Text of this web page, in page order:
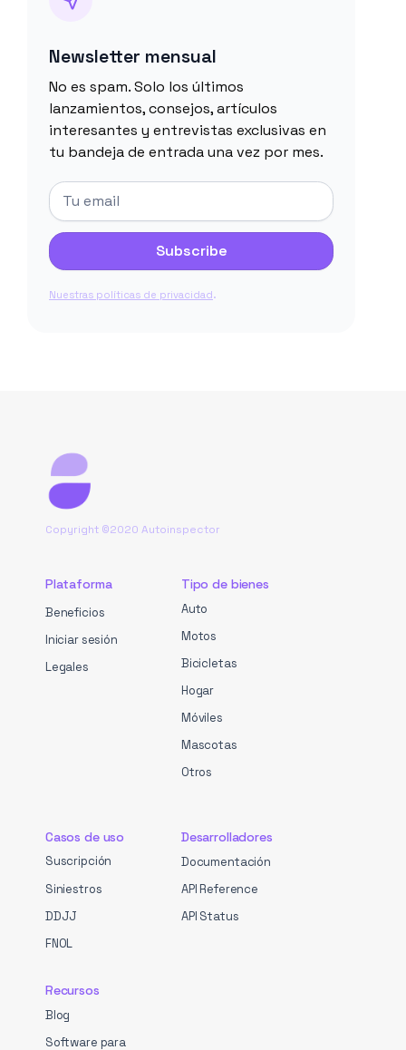
Newsletter mensual
No es spam. Solo los últimos
lanzamientos, consejos, artículos
interesantes y entrevistas exclusivas en
tu bandeja de entrada una vez por mes.
Nuestras políticas de privacidad.
Copyright ©2020 Autoinspector
Plataforma
Beneficios
Iniciar sesión
Legales
Tipo de bienes
Auto
Motos
Bicicletas
Hogar
Móviles
Mascotas
Otros
Casos de uso
Suscripción
Siniestros
DDJJ
FNOL
Desarrolladores
Documentación
API Reference
API Status
Recursos
Blog
Software para